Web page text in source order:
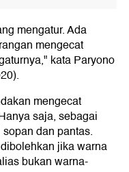
mengatur. Ada
mengecat
kata Paryono
mengecat
saja, sebagai
dan pantas.
jika warna
bukan warna-